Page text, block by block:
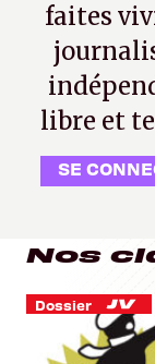
faites
libre et
SE
Nos
Dossier